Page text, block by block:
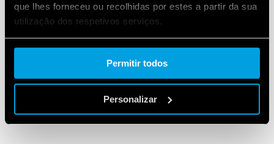
que lhes forneceu ou recolhidas por estes a partir da sua
utilização dos respetivos serviços.
Cookie policy.
Permitir todos
Personalizar